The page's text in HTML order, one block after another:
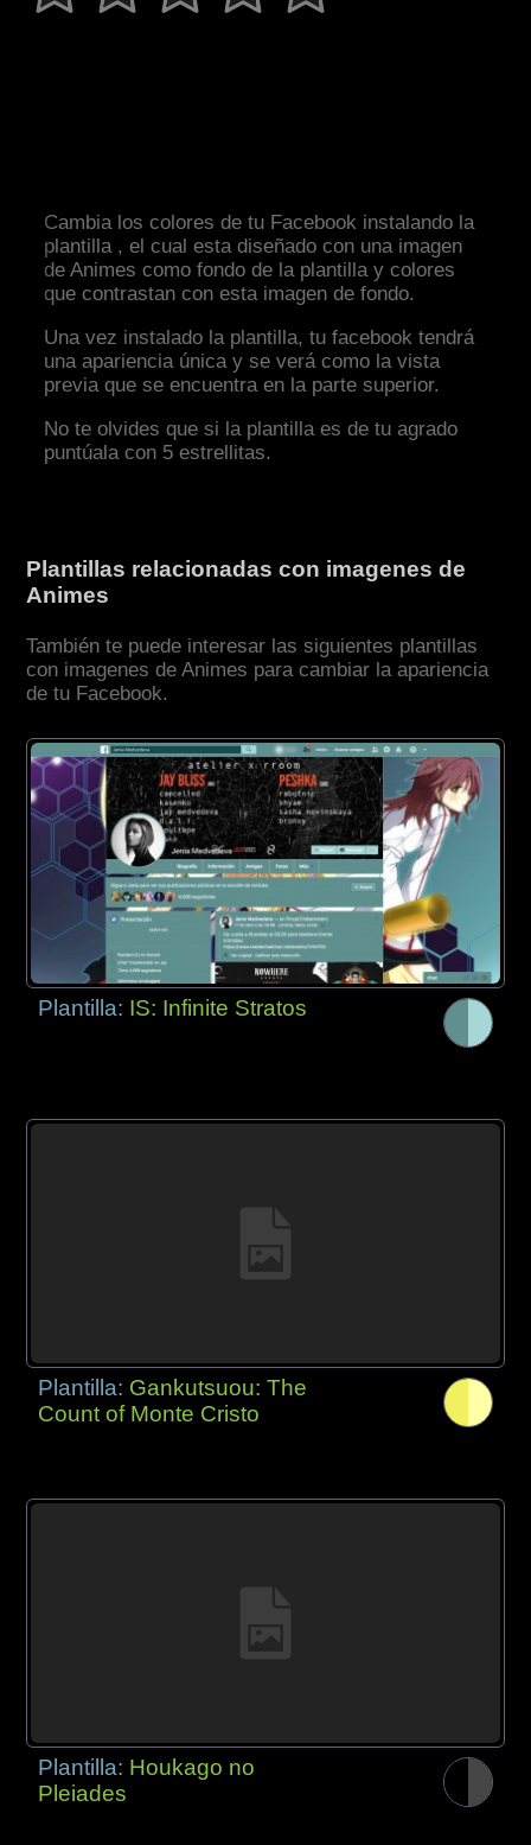
Cambia los colores de tu Facebook instalando la
plantilla , el cual esta diseñado con una imagen
de Animes como fondo de la plantilla y colores
que contrastan con esta imagen de fondo.
Una vez instalado la plantilla, tu facebook tendrá
una apariencia única y se verá como la vista
previa que se encuentra en la parte superior.
No te olvides que si la plantilla es de tu agrado
puntúala con 5 estrellitas.
Plantillas relacionadas con imagenes de
Animes
También te puede interesar las siguientes plantillas
con imagenes de Animes para cambiar la apariencia
de tu Facebook.
Plantilla: IS: Infinite Stratos
Plantilla: Gankutsuou: The
Count of Monte Cristo
Plantilla: Houkago no
Pleiades